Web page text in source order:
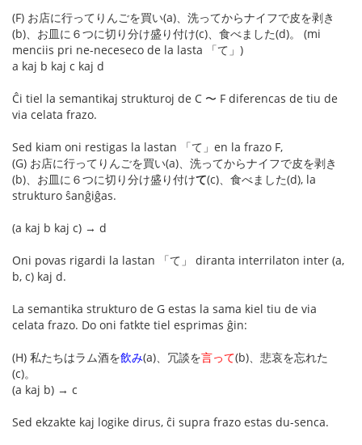
(F) お店に行ってりんごを買い(a)、洗ってからナイフで皮を剥き
(b)、お皿に６つに切り分け盛り付け(c)、食べました(d)。 (mi
menciis pri ne-neceseco de la lasta 「て」)
a kaj b kaj c kaj d
Ĉi tiel la semantikaj strukturoj de C 〜 F diferencas de tiu de
via celata frazo.
Sed kiam oni restigas la lastan 「て」en la frazo F,
(G) お店に行ってりんごを買い(a)、洗ってからナイフで皮を剥き
(b)、お皿に６つに切り分け盛り付けて(c)、食べました(d), la
strukturo ŝanĝiĝas.
(a kaj b kaj c) → d
Oni povas rigardi la lastan 「て」 diranta interrilaton inter (a,
b, c) kaj d.
La semantika strukturo de G estas la sama kiel tiu de via
celata frazo. Do oni fatkte tiel esprimas ĝin:
(H) 私たちはラム酒を飲み(a)、冗談を言って(b)、悲哀を忘れた
(c)。
(a kaj b) → c
Sed ekzakte kaj logike dirus, ĉi supra frazo estas du-senca.